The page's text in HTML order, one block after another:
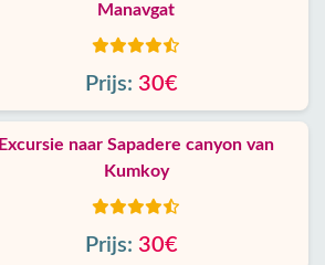
Manavgat
Prijs: 30€
Excursie naar Sapadere canyon van
Kumkoy
Prijs: 30€